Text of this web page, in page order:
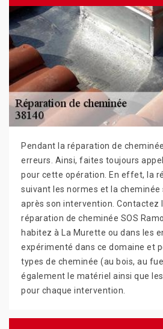
Pendant la réparation de
erreurs. Ainsi, faites toujours
pour cette opération. En effet, la
suivant les normes et la
après son intervention. Contactez
réparation de cheminée SOS
habitez à La Murette ou dans les
expérimenté dans ce domaine et
types de cheminée (au bois, au
également le matériel ainsi que
pour chaque intervention.